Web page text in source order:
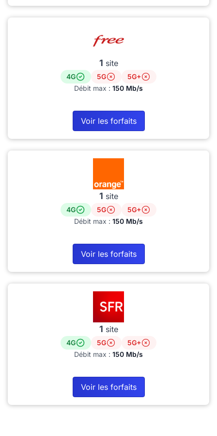
1 site
4G 5G
5G+
Débit max : 150 Mb/s
Voir les forfaits
1 site
4G 5G
5G+
Débit max : 150 Mb/s
Voir les forfaits
1 site
4G 5G
5G+
Débit max : 150 Mb/s
Voir les forfaits